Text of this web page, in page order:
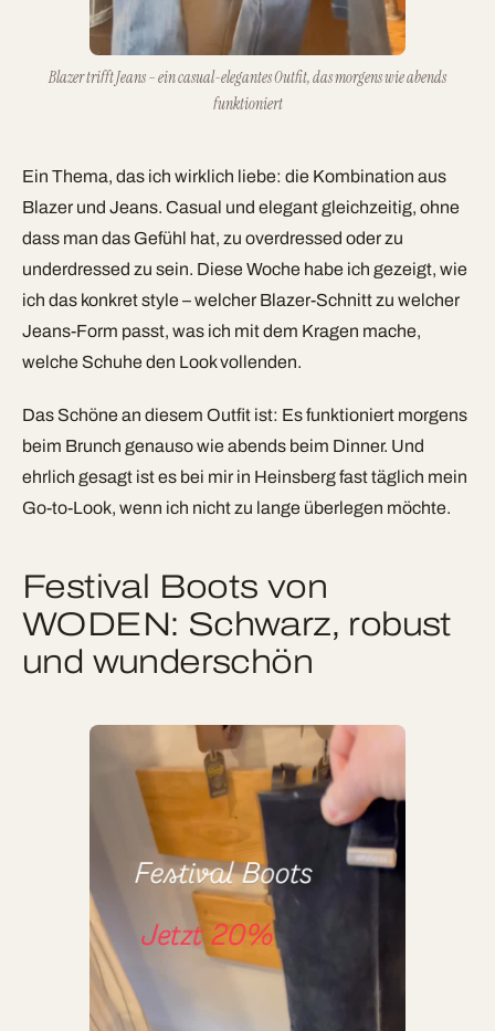
Blazer trifft Jeans – ein casual-elegantes Outfit, das morgens wie abends
funktioniert
Ein Thema, das ich wirklich liebe: die Kombination aus
Blazer und Jeans. Casual und elegant gleichzeitig, ohne
dass man das Gefühl hat, zu overdressed oder zu
underdressed zu sein. Diese Woche habe ich gezeigt, wie
ich das konkret style – welcher Blazer-Schnitt zu welcher
Jeans-Form passt, was ich mit dem Kragen mache,
welche Schuhe den Look vollenden.
Das Schöne an diesem Outfit ist: Es funktioniert morgens
beim Brunch genauso wie abends beim Dinner. Und
ehrlich gesagt ist es bei mir in Heinsberg fast täglich mein
Go-to-Look, wenn ich nicht zu lange überlegen möchte.
Festival Boots von
WODEN: Schwarz, robust
und wunderschön